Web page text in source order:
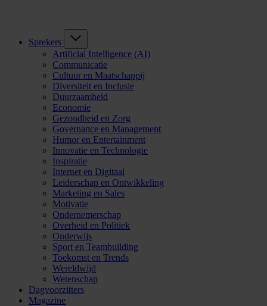
Sprekers
Artificial Intelligence (AI)
Communicatie
Cultuur en Maatschappij
Diversiteit en Inclusie
Duurzaamheid
Economie
Gezondheid en Zorg
Governance en Management
Humor en Entertainment
Innovatie en Technologie
Inspiratie
Internet en Digitaal
Leiderschap en Ontwikkeling
Marketing en Sales
Motivatie
Ondernemerschap
Overheid en Politiek
Onderwijs
Sport en Teambuilding
Toekomst en Trends
Wereldwijd
Wetenschap
Dagvoorzitters
Magazine